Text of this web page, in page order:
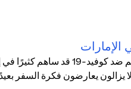
بالرغم من أن حصول الكثيرين
يزالون يعارضون فكرة السفر